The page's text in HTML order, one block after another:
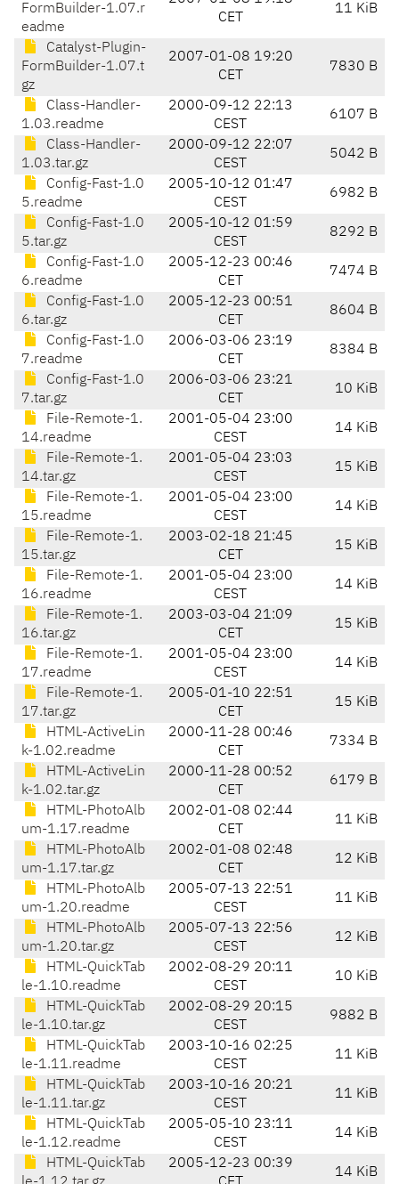
FormBuilder-1.07.r
eadme
CET
11 KiB
Catalyst-Plugin-
FormBuilder-1.07.t
gz
2007-01-08 19:20
CET
7830 B
Class-Handler-
1.03.readme
2000-09-12 22:13
CEST
6107 B
Class-Handler-
1.03.tar.gz
2000-09-12 22:07
CEST
5042 B
Config-Fast-1.0
5.readme
2005-10-12 01:47
CEST
6982 B
Config-Fast-1.0
5.tar.gz
2005-10-12 01:59
CEST
8292 B
Config-Fast-1.0
6.readme
2005-12-23 00:46
CET
7474 B
Config-Fast-1.0
6.tar.gz
2005-12-23 00:51
CET
8604 B
Config-Fast-1.0
7.readme
2006-03-06 23:19
CET
8384 B
Config-Fast-1.0
7.tar.gz
2006-03-06 23:21
CET
10 KiB
File-Remote-1.
14.readme
2001-05-04 23:00
CEST
14 KiB
File-Remote-1.
14.tar.gz
2001-05-04 23:03
CEST
15 KiB
File-Remote-1.
15.readme
2001-05-04 23:00
CEST
14 KiB
File-Remote-1.
15.tar.gz
2003-02-18 21:45
CET
15 KiB
File-Remote-1.
16.readme
2001-05-04 23:00
CEST
14 KiB
File-Remote-1.
16.tar.gz
2003-03-04 21:09
CET
15 KiB
File-Remote-1.
17.readme
2001-05-04 23:00
CEST
14 KiB
File-Remote-1.
17.tar.gz
2005-01-10 22:51
CET
15 KiB
HTML-ActiveLin
k-1.02.readme
2000-11-28 00:46
CET
7334 B
HTML-ActiveLin
k-1.02.tar.gz
2000-11-28 00:52
CET
6179 B
HTML-PhotoAlb
um-1.17.readme
2002-01-08 02:44
CET
11 KiB
HTML-PhotoAlb
um-1.17.tar.gz
2002-01-08 02:48
CET
12 KiB
HTML-PhotoAlb
um-1.20.readme
2005-07-13 22:51
CEST
11 KiB
HTML-PhotoAlb
um-1.20.tar.gz
2005-07-13 22:56
CEST
12 KiB
HTML-QuickTab
le-1.10.readme
2002-08-29 20:11
CEST
10 KiB
HTML-QuickTab
le-1.10.tar.gz
2002-08-29 20:15
CEST
9882 B
HTML-QuickTab
le-1.11.readme
2003-10-16 02:25
CEST
11 KiB
HTML-QuickTab
le-1.11.tar.gz
2003-10-16 20:21
CEST
11 KiB
HTML-QuickTab
le-1.12.readme
2005-05-10 23:11
CEST
14 KiB
HTML-QuickTab
2005-12-23 00:39
14 KiB